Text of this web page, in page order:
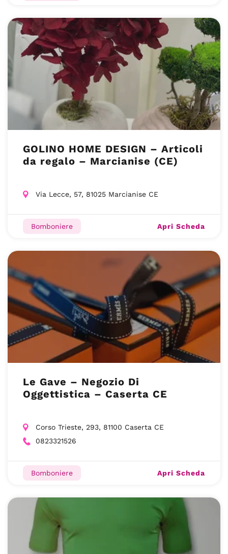
GOLINO HOME DESIGN – Articoli
da regalo – Marcianise (CE)
Via Lecce, 57, 81025 Marcianise CE
Bomboniere Apri Scheda
Le Gave – Negozio Di
Oggettistica – Caserta CE
Corso Trieste, 293, 81100 Caserta CE
0823321526
Bomboniere Apri Scheda